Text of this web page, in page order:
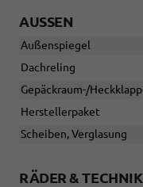
AUSSEN
Außenspiegel
Dachreling
Gepäckraum-/
Herstellerpaket
Scheiben, Verglasung
RÄDER & TECHNIK